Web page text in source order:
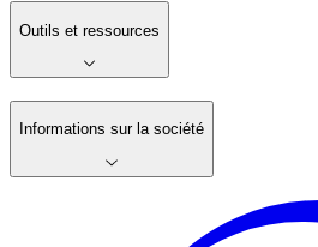
Outils et ressources
Informations sur la société